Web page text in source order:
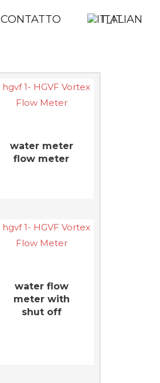
CONTATTO ITALIAN
water meter
flow meter
water flow
meter with
shut off